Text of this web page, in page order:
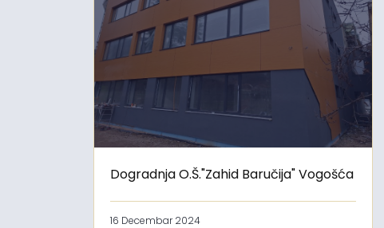
Dogradnja O.Š."Zahid Baručija" Vogošća
16 Decembar 2024